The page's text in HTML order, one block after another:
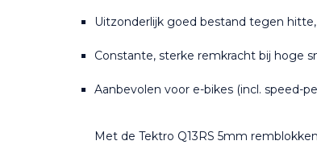
Uitzonderlijk goed bestand tegen
Constante, sterke remkracht bij hoge
Aanbevolen voor e-bikes (incl. speed-
Met de Tektro Q13RS 5mm